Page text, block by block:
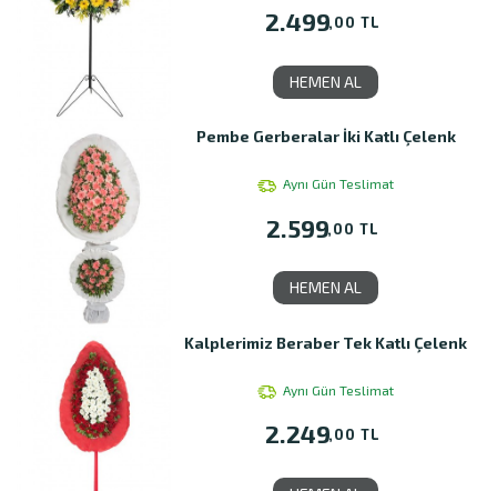
2.499,00 TL
HEMEN AL
Pembe Gerberalar İki Katlı Çelenk
Aynı Gün Teslimat
2.599,00 TL
HEMEN AL
Kalplerimiz Beraber Tek Katlı Çelenk
Aynı Gün Teslimat
2.249,00 TL